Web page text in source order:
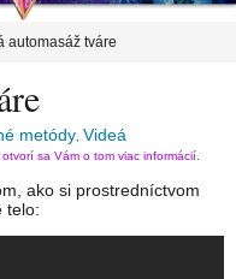
automasáž tváre
metódy, Videá
sa Vám o tom viac informácií.
ako si prostredníctvom
telo: